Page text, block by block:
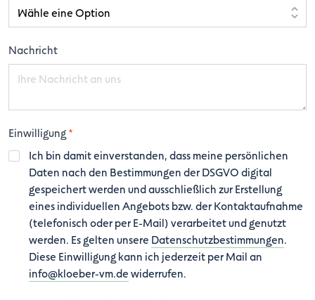
Nachricht
Einwilligung*
Ich bin damit einverstanden, dass meine persönlichen
Daten nach den Bestimmungen der DSGVO digital
gespeichert werden und ausschließlich zur Erstellung
eines individuellen Angebots bzw. der Kontaktaufnahme
(telefonisch oder per E-Mail) verarbeitet und genutzt
werden. Es gelten unsere Datenschutzbestimmungen.
Diese Einwilligung kann ich jederzeit per Mail an
info@kloeber-vm.dewiderrufen.